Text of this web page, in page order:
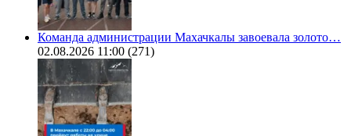
Команда администрации Махачкалы завоевала золото…
02.08.2026 11:00 (271)